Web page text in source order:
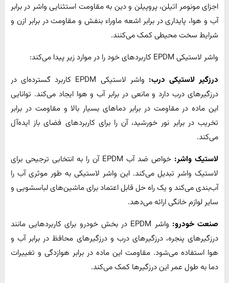
اجزای مونومر اتیلن، پروپیلن و دین به مقاومت استثنایی واشر در برابر
آب و هوا، پایداری در برابر اشعه ماوراء بنفش و مقاومت در برابر ازن و
شرایط سخت محیطی کمک می‌کنند.
واشر لاستیکی EPDM کاربردهای خود را در موارد زیر پیدا می‌کند:
درزگیر لاستیکی درب:
واشر لاستیکی EPDM کاربرد گسترده‌ای در
درزگیرهای درب دارد و مانعی در برابر آب و هوا ایجاد می‌کند. توانایی
این ماده در مقاومت در برابر دماهای بسیار بالا و مقاومت در برابر
تخریب در برابر نور خورشید، آن را برای کاربردهای فضای باز ایده‌آل
می‌کند.
لاستیک واشر:
خواص ضد آب EPDM آن را به انتخابی ترجیحی برای
لاستیک واشر تبدیل می‌کند. این واشر لاستیکی به طور موثری آب را
آب‌بندی می‌کند و یک راه حل قابل اعتماد برای ماشین‌های لباسشویی و
سایر لوازم خانگی ارائه می‌دهد.
صنعت خودرو:
واشر EPDM در بخش خودرو برای کاربردهایی مانند
درزگیرهای پنجره، درزگیرهای درب و درزگیرهای محافظ در برابر آب و
هوا استفاده می‌شود. مقاومت این ماده در برابر هوازدگی و تغییرات
دما به طول عمر این درزگیرها کمک می‌کند.